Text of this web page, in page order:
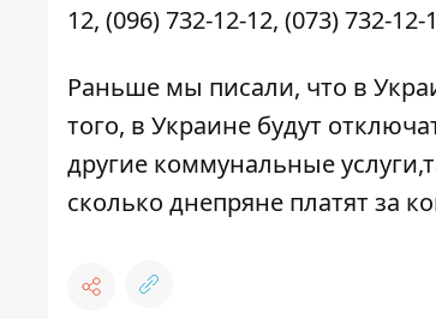
12, (096) 732-12-12, (073) 732-12-
Раньше мы писали, что в
того, в Украине будут
другие коммунальные услуги,
сколько днепряне платят за